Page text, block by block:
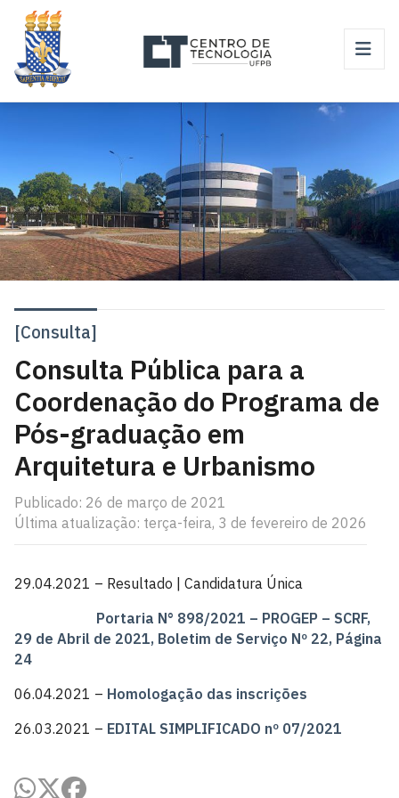
[Consulta]
Consulta Pública para a
Coordenação do Programa de
Pós-graduação em
Arquitetura e Urbanismo
Publicado: 26 de março de 2021
Última atualização: terça-feira, 3 de fevereiro de 2026
29.04.2021 – Resultado | Candidatura Única
Portaria N° 898/2021 – PROGEP – SCRF,
29 de Abril de 2021, Boletim de Serviço Nº 22, Página
24
06.04.2021 – Homologação das inscrições
26.03.2021 – EDITAL SIMPLIFICADO nº 07/2021